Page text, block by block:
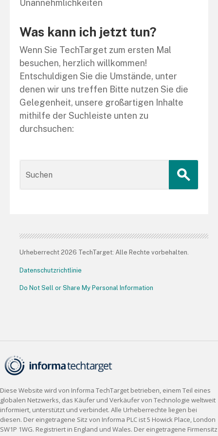
Unannehmlichkeiten
Was kann ich jetzt tun?
Wenn Sie TechTarget zum ersten Mal
besuchen, herzlich willkommen!
Entschuldigen Sie die Umstände, unter
denen wir uns treffen Bitte nutzen Sie die
Gelegenheit, unsere großartigen Inhalte
mithilfe der Suchleiste unten zu
durchsuchen:
Urheberrecht 2026 TechTarget: Alle Rechte vorbehalten.
Datenschutzrichtlinie
Do Not Sell or Share My Personal Information